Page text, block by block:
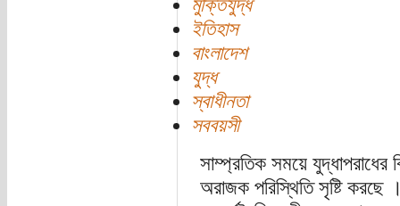
মুক্তিযুদ্ধ
ইতিহাস
বাংলাদেশ
যুদ্ধ
স্বাধীনতা
সববয়সী
সাম্প্রতিক সময়ে যুদ্ধাপরাধের
অরাজক পরিস্থিতি সৃষ্টি করছে